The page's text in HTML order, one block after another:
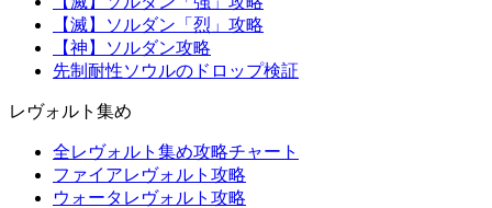
【滅】ソルダン「烈」攻略
【神】ソルダン攻略
先制耐性ソウルのドロップ検証
レヴォルト集め
全レヴォルト集め攻略チャート
ファイアレヴォルト攻略
ウォータレヴォルト攻略